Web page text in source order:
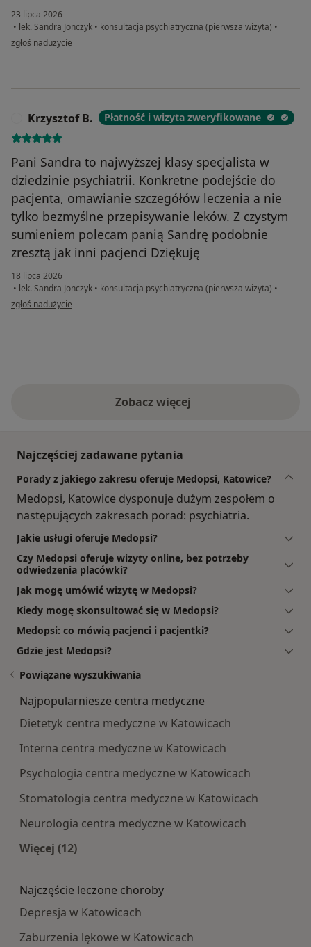
23 lipca 2026
• lek. Sandra Jonczyk • konsultacja psychiatryczna (pierwsza wizyta) •
w opinii użytkownika Basia
zgłoś nadużycie
Krzysztof B. Płatność i wizyta zweryfikowane
Pani Sandra to najwyższej klasy specjalista w
dziedzinie psychiatrii. Konkretne podejście do
pacjenta, omawianie szczegółów leczenia a nie
tylko bezmyślne przepisywanie leków. Z czystym
sumieniem polecam panią Sandrę podobnie
zresztą jak inni pacjenci Dziękuję
18 lipca 2026
• lek. Sandra Jonczyk • konsultacja psychiatryczna (pierwsza wizyta) •
w opinii użytkownika Krzysztof B.
zgłoś nadużycie
Zobacz więcej
Najczęściej zadawane pytania
Porady z jakiego zakresu oferuje Medopsi, Katowice?
Medopsi, Katowice dysponuje dużym zespołem o
następujących zakresach porad: psychiatria.
Jakie usługi oferuje Medopsi?
Czy Medopsi oferuje wizyty online, bez potrzeby
odwiedzenia placówki?
Jak mogę umówić wizytę w Medopsi?
Kiedy mogę skonsultować się w Medopsi?
Medopsi: co mówią pacjenci i pacjentki?
Gdzie jest Medopsi?
Powiązane wyszukiwania
Najpopularniesze centra medyczne
Dietetyk centra medyczne w Katowicach
Interna centra medyczne w Katowicach
Psychologia centra medyczne w Katowicach
Stomatologia centra medyczne w Katowicach
Neurologia centra medyczne w Katowicach
Więcej (12)
Najczęście leczone choroby
Depresja w Katowicach
Zaburzenia lękowe w Katowicach